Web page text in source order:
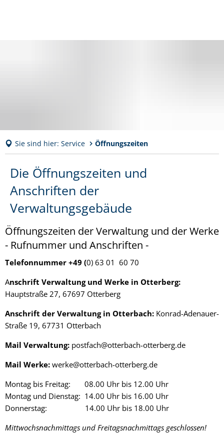
Sie sind hier: Service Öffnungszeiten
Öffnungszeiten
Die Öffnungszeiten und
Anschriften der
Verwaltungsgebäude
Öffnungszeiten der Verwaltung und der Werke
- Rufnummer und Anschriften -
Telefonnummer +49 (0) 63 01 60 70
Anschrift Verwaltung und Werke in Otterberg:
Hauptstraße 27, 67697 Otterberg
Anschrift der Verwaltung in Otterbach: Konrad-Adenauer-
Straße 19, 67731 Otterbach
Mail Verwaltung: postfach@otterbach-otterberg.de
Mail Werke: werke@otterbach-otterberg.de
Montag bis Freitag: 08.00 Uhr bis 12.00 Uhr
Montag und Dienstag: 14.00 Uhr bis 16.00 Uhr
Donnerstag: 14.00 Uhr bis 18.00 Uhr
Mittwochsnachmittags und Freitagsnachmittags geschlossen!